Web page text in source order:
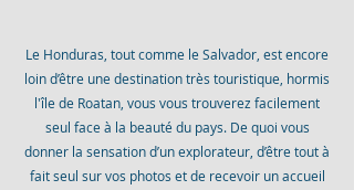
Le Honduras, tout comme le Salvador, est encore
loin d’être une destination très touristique, hormis
l'île de Roatan, vous vous trouverez facilement
seul face à la beauté du pays. De quoi vous
donner la sensation d’un explorateur, d’être tout à
fait seul sur vos photos et de recevoir un accueil